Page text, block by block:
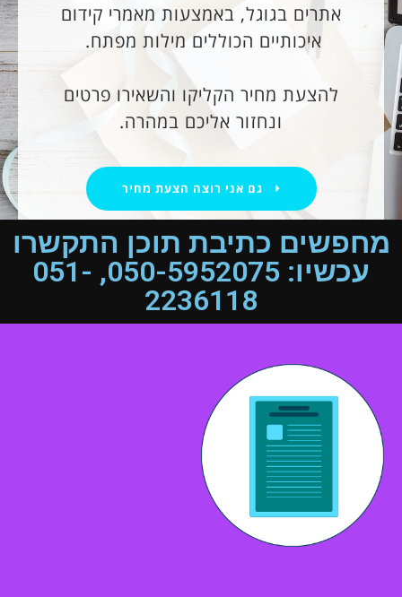
אתרים בגוגל, באמצעות מאמרי קידום
איכותיים הכוללים מילות מפתח.
להצעת מחיר הקליקו והשאירו פרטים
ונחזור אליכם במהרה.
גם אני רוצה הצעת מחיר
מחפשים כתיבת תוכן התקשרו
עכשיו: 050-5952075, 051-
2236118